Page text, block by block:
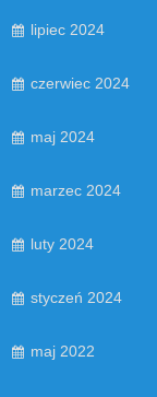
lipiec 2024
czerwiec 2024
maj 2024
marzec 2024
luty 2024
styczeń 2024
maj 2022